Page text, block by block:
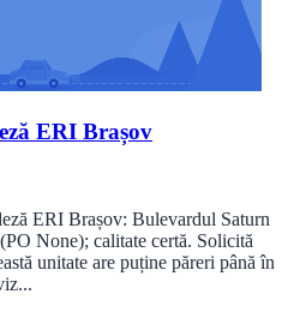
ERI Brașov
ERI Brașov: Bulevardul Saturn
None); calitate certă. Solicită
unitate are puține păreri până în